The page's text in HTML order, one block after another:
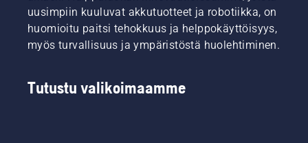
huolletaan.
uusimpiin kuuluvat akkutuotteet ja robotiikka, on
huomioitu paitsi tehokkuus ja helppokäyttöisyys,
myös turvallisuus ja ympäristöstä huolehtiminen.
Tutustu valikoimaamme